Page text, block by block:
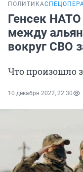
ПОЛИТИКА
Генсек
между
вокруг СВО
Что произошло
10 декабря 2022, 22:30